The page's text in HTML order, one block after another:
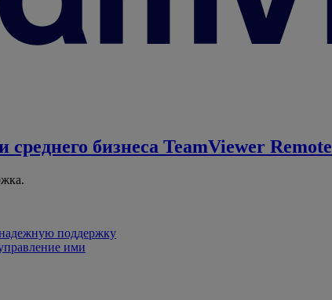
бизнеса TeamViewer Remote
поддержку
ими